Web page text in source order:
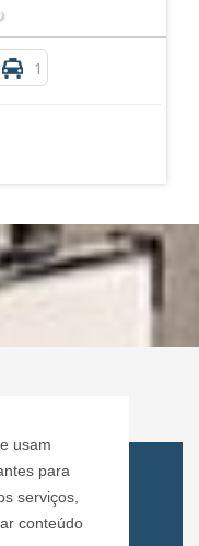
usam
para
serviços,
conteúdo
1